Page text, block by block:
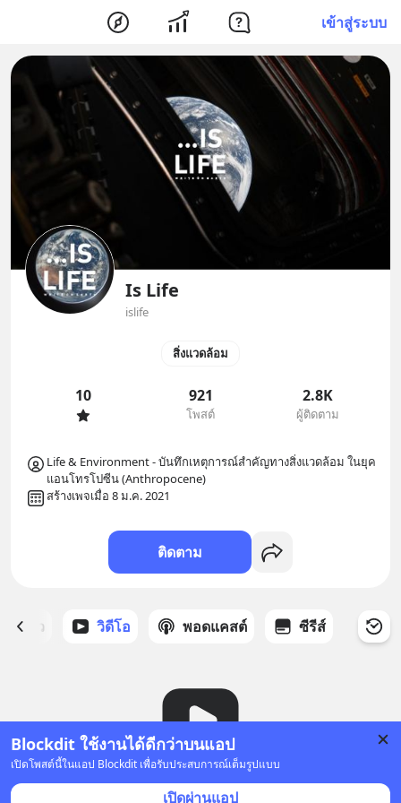
เข้าสู่ระบบ
Blockdit ใช้งานได้ดีกว่าบนแอป
เปิดโพสต์นี้ในแอป Blockdit เพื่อรับประสบการณ์เต็มรูปแบบ
เปิดผ่านแอป
Is Life
islife
สิ่งแวดล้อม
10 921
โพสต์
2.8K
ผู้ติดตาม
Life & Environment - บันทึกเหตุการณ์สำคัญทางสิ่งแวดล้อม ในยุค
แอนโทรโปซีน (Anthropocene)
สร้างเพจเมื่อ 8 ม.ค. 2021
ติดตาม
ด้ดาว วิดีโอ พอดแคสต์ ซีรีส์
ยังไม่มีวิดีโอ